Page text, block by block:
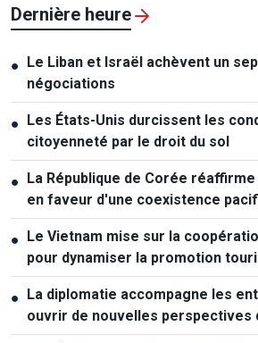
Dernière heure
●
Le Liban et Israël achèvent un
négociations
●
Les États-Unis durcissent les
citoyenneté par le droit du sol
●
La République de Corée
en faveur d'une coexistence
●
Le Vietnam mise sur la
pour dynamiser la promotion
●
La diplomatie accompagne les
ouvrir de nouvelles perspectives